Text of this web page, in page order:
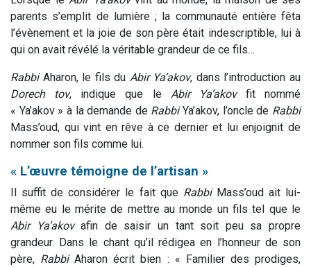
parents s’emplit de lumière ; la communauté entière fêta
l’évènement et la joie de son père était indescriptible, lui à
qui on avait révélé la véritable grandeur de ce fils…
RabbiAharon, le fils du Abir Ya’akov, dans l’introduction au
Dorech
tov, indique que le Abir Ya’akovfit nommé
« Ya’akov » à la demande de RabbiYa’akov, l’oncle de Rabbi
Mass’oud, qui vint en rêve à ce dernier et lui enjoignit de
nommer son fils comme lui.
« L’œuvre témoigne de l’artisan »
Il suffit de considérer le fait que RabbiMass’oud ait lui-
même eu le mérite de mettre au monde un fils tel que le
Abir
Ya’akovafin de saisir un tant soit peu sa propre
grandeur. Dans le chant qu’il rédigea en l’honneur de son
père, RabbiAharon écrit bien : « Familier des prodiges,